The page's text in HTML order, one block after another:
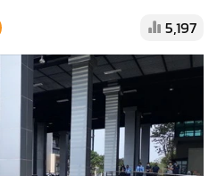
5,197